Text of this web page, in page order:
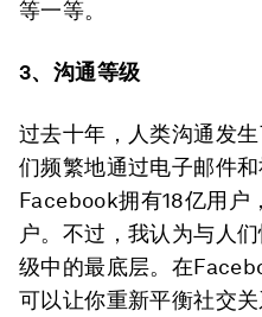
等一等。
3、 沟通等级
过去十年，人类沟通发
们频繁地通过电子邮件
Facebook拥有18亿用户
户。不过，我认为与人
级中的最底层。在
可以让你重新平衡社交